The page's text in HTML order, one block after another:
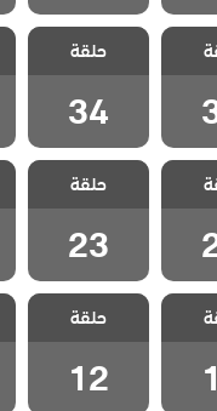
مسلسل تهويدة
البلقان الحلقة
34
حلقة
34
مسلسل تهويدة
البلقان الحلقة
23
حلقة
23
مسلسل تهويدة
البلقان الحلقة
12
حلقة
12